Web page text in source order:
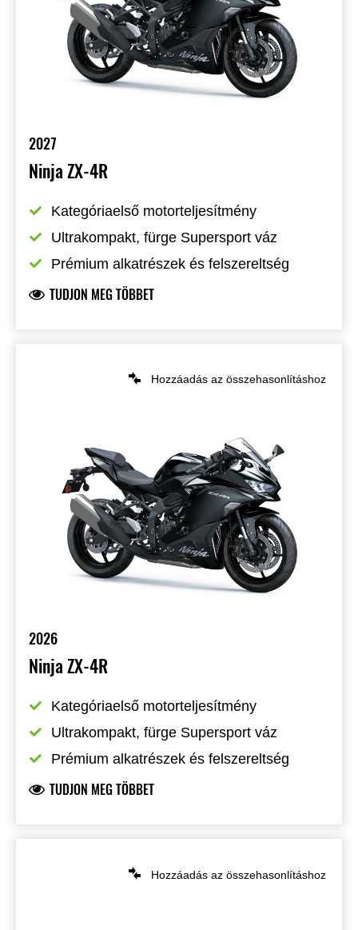
2027
Ninja ZX-4R
Kategóriaelső motorteljesítmény
Ultrakompakt, fürge Supersport váz
Prémium alkatrészek és felszereltség
TUDJON MEG TÖBBET
Hozzáadás az összehasonlításhoz
2026
Ninja ZX-4R
Kategóriaelső motorteljesítmény
Ultrakompakt, fürge Supersport váz
Prémium alkatrészek és felszereltség
TUDJON MEG TÖBBET
Hozzáadás az összehasonlításhoz